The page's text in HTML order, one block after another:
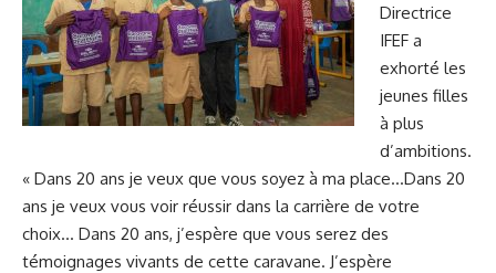
Directrice
IFEF a
exhorté les
jeunes filles
à plus
d’ambitions.
« Dans 20 ans je veux que vous soyez à ma place…Dans 20
ans je veux vous voir réussir dans la carrière de votre
choix… Dans 20 ans, j’espère que vous serez des
témoignages vivants de cette caravane. J’espère